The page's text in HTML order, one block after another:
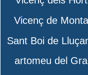
Vicenç de
Sant Boi de
artomeu del